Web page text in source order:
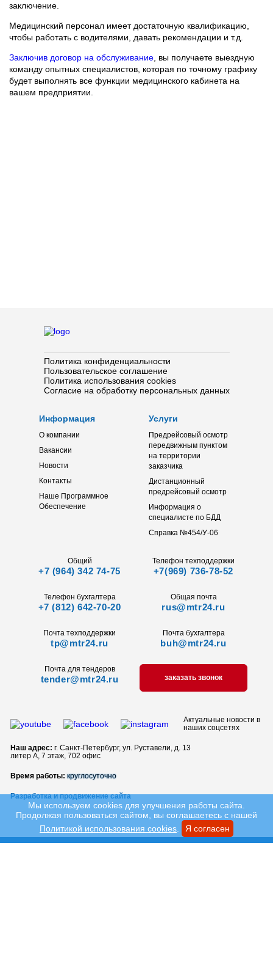
заключение.
Медицинский персонал имеет достаточную квалификацию,
чтобы работать с водителями, давать рекомендации и т.д.
Заключив договор на обслуживание , вы получаете выездную
команду опытных специалистов, которая по точному графику
будет выполнять все функции медицинского кабинета на
вашем предприятии.
Политика конфиденциальности
Пользовательское соглашение
Политика использования cookies
Согласие на обработку персональных данных
Информация
О компании
Вакансии
Новости
Контакты
Наше Программное
Обеспечение
Услуги
Предрейсовый осмотр
передвижным пунктом
на территории
заказчика
Дистанционный
предрейсовый осмотр
Информация о
специалисте по БДД
Справка №454/У-06
Общий
+7 (964) 342 74-75
Телефон техподдержки
+7(969) 736-78-52
Телефон бухгалтера
+7 (812) 642-70-20
Общая почта
rus@mtr24.ru
Почта техподдержки
tp@mtr24.ru
Почта бухгалтера
buh@mtr24.ru
Почта для тендеров
tender@mtr24.ru заказать звонок
Актуальные новости в
наших соцсетях
Наш адрес: г. Санкт-Петербург, ул. Руставели, д. 13
литер А, 7 этаж, 702 офис
Время работы: круглосуточно
Разработка и продвижение сайта
Мы используем cookies для улучшения работы сайта.
Продолжая пользоваться сайтом, вы соглашаетесь с нашей
Политикой использования cookies
Я согласен